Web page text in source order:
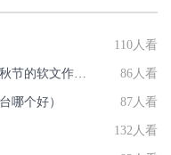
110人看
86人看
哪个好） 87人看
132人看